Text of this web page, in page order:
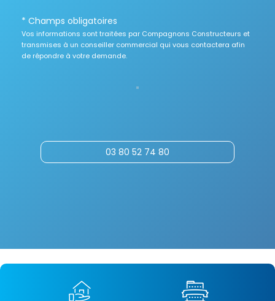
* Champs obligatoires
Vos informations sont traitées par Compagnons Constructeurs et
transmises à un conseiller commercial qui vous contactera afin
de répondre à votre demande.
03 80 52 74 80